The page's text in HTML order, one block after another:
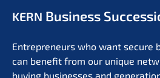
KERN Business
Entre­pre­neurs who want secure
can benefit from our unique
buying businesses and